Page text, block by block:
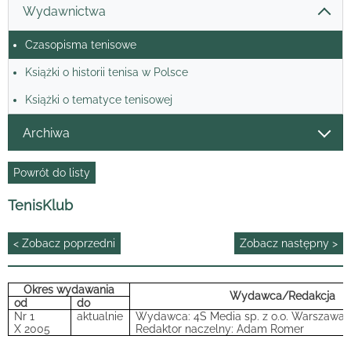
Wydawnictwa
Czasopisma tenisowe
Książki o historii tenisa w Polsce
Książki o tematyce tenisowej
Archiwa
Powrót do listy
TenisKlub
< Zobacz poprzedni Zobacz następny >
Okres wydawania Wydawca/Redakcja
od
do
Nr 1
X 2005
aktualnie
Wydawca: 4S Media sp. z o.o. Warszawa
Redaktor naczelny: Adam Romer